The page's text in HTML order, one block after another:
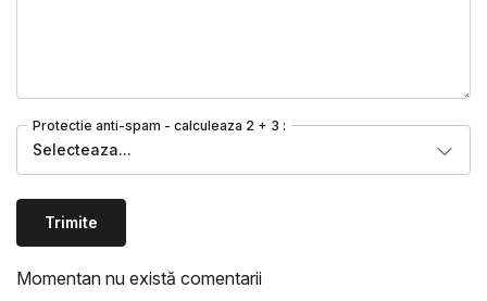
Protectie anti-spam - calculeaza 2 + 3 :
Selecteaza...
Trimite
Momentan nu există comentarii